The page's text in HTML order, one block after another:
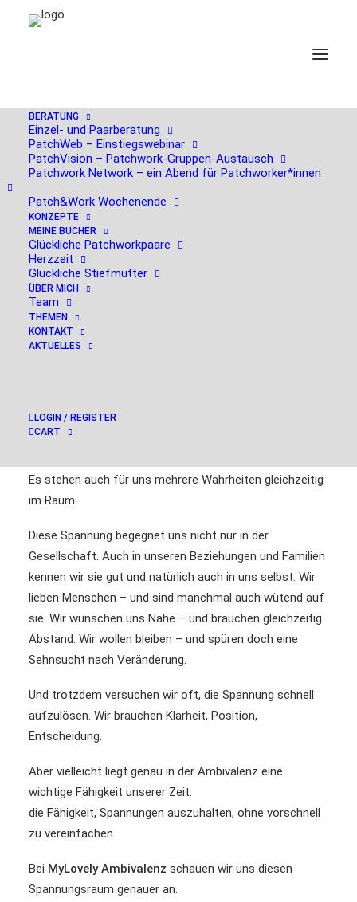
BERATUNG
Einzel- und Paarberatung
PatchWeb – Einstiegswebinar
PatchVision – Patchwork-Gruppen-Austausch
Patchwork Network – ein Abend für Patchworker*innen
Patch&Work Wochenende
KONZEPTE
MEINE BÜCHER
Glückliche Patchworkpaare
Herzzeit
Glückliche Stiefmutter
ÜBER MICH
Team
THEMEN
KONTAKT
AKTUELLES
LOGIN / REGISTER
CART
Sichern Sie sich hier
Ihren Termin
My lovely Ambivalenz – 20. April
beunruhigen und Angst machen.
Und gleichzeitig merken wir: Ganz so eindeutig ist vieles
Es stehen auch für uns mehrere Wahrheiten gleichzeitig
im Raum.
Diese Spannung begegnet uns nicht nur in der
Gesellschaft. Auch in unseren Beziehungen und Familien
kennen wir sie gut und natürlich auch in uns selbst. Wir
lieben Menschen – und sind manchmal auch wütend auf
sie. Wir wünschen uns Nähe – und brauchen gleichzeitig
Abstand. Wir wollen bleiben – und spüren doch eine
Sehnsucht nach Veränderung.
Und trotzdem versuchen wir oft, die Spannung schnell
aufzulösen. Wir brauchen Klarheit, Position,
Entscheidung.
Aber vielleicht liegt genau in der Ambivalenz eine
wichtige Fähigkeit unserer Zeit:
die Fähigkeit, Spannungen auszuhalten, ohne vorschnell
zu vereinfachen.
Bei MyLovely Ambivalenz schauen wir uns diesen
Spannungsraum genauer an.